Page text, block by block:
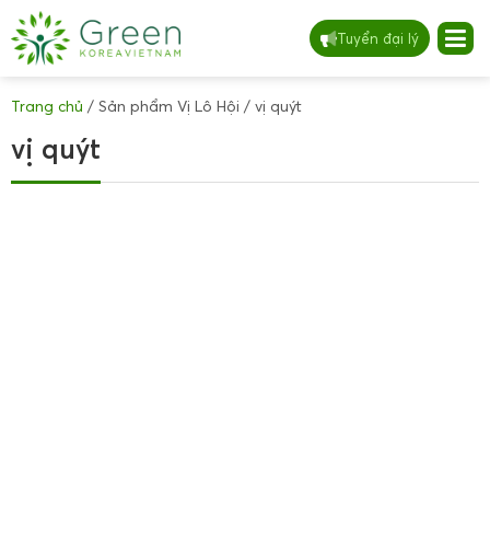
Tuyển đại lý
Trang chủ / Sản phẩm Vị Lô Hội / vị quýt
vị quýt